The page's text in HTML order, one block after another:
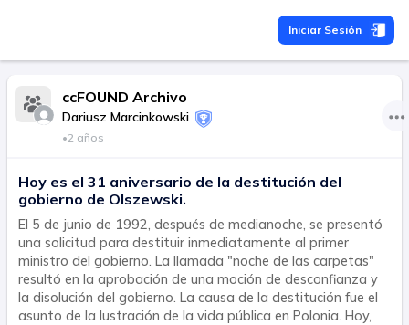
Iniciar Sesión
ccFOUND Archivo
Dariusz Marcinkowski
•2 años
Hoy es el 31 aniversario de la destitución del
gobierno de Olszewski.
El 5 de junio de 1992, después de medianoche, se presentó
una solicitud para destituir inmediatamente al primer
ministro del gobierno. La llamada "noche de las carpetas"
resultó en la aprobación de una moción de desconfianza y
la disolución del gobierno. La causa de la destitución fue el
asunto de la lustración de la vida pública en Polonia. Hoy,